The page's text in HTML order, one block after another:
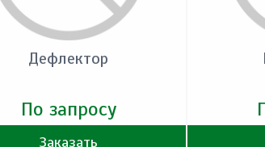
Дефлектор
По запросу
Заказать